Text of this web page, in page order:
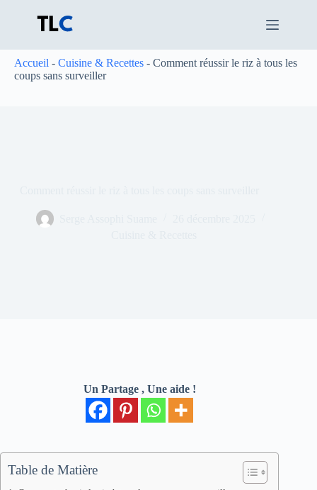
Accueil - Cuisine & Recettes - Comment réussir le riz à tous les
coups sans surveiller
Un Partage , Une aide !
Table de Matière